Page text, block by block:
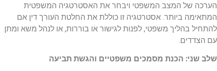
הערכה של המצב המשפטי ויבחר את האסטרטגיה המשפטית
המתאימה ביותר. אסטרטגיה זו כוללת את החלטת העורך דין אם
להתחיל בהליך משפטי, לפנות לגישור או בוררות, או לנהל משא ומתן
עם הצדדים.
שלב שני: הכנת מסמכים משפטיים והגשת תביעה